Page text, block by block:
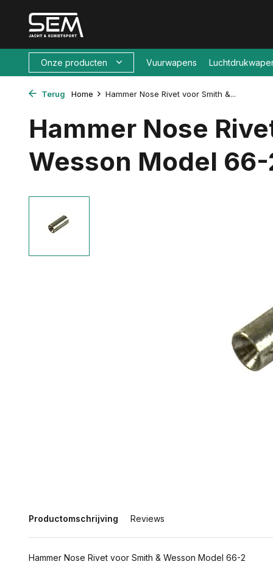
Onze producten Vuurwapens
Terug Home Hammer Nose Rivet voor Smith &...
Hammer Nose
Wesson Model
Productomschrijving Reviews
Hammer Nose Rivet voor Smith & Wesson Model 66-2